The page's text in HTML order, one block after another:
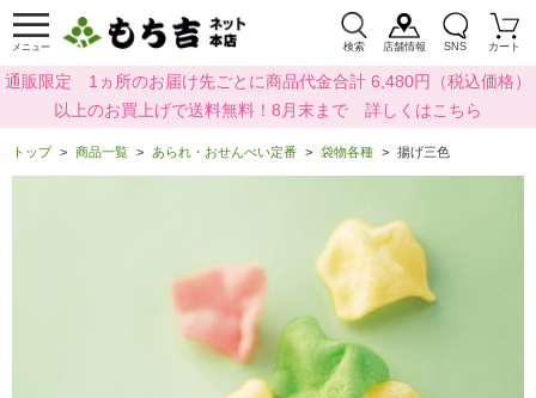
メニュー 検索 店舗情報 SNS カート
通販限定 1ヵ所のお届け先ごとに商品代金合計 6,480円（税込価格）
以上のお買上げで送料無料！8月末まで 詳しくはこちら
トップ 商品一覧 あられ・おせんべい定番 袋物各種 揚げ三色